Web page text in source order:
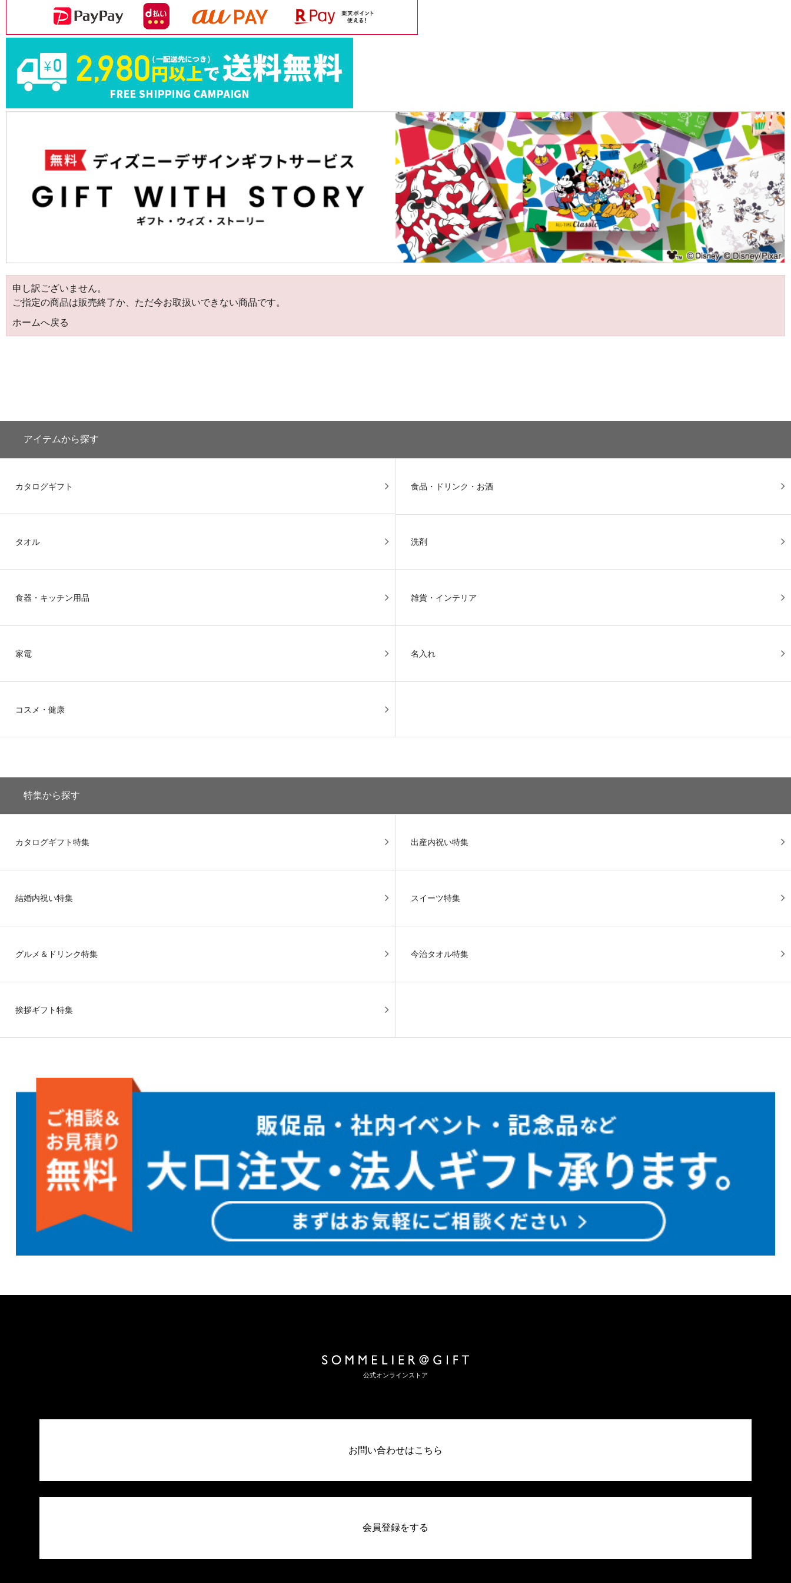
申し訳ございません。
ご指定の商品は販売終了か、ただ今お取扱いできない商品です。
ホームへ戻る
アイテムから探す
カタログギフト 食品・ドリンク・お酒
タオル 洗剤
食器・キッチン用品 雑貨・インテリア
家電 名入れ
コスメ・健康
特集から探す
カタログギフト特集 出産内祝い特集
結婚内祝い特集 スイーツ特集
グルメ＆ドリンク特集 今治タオル特集
挨拶ギフト特集
公式オンラインストア
お問い合わせはこちら
会員登録をする